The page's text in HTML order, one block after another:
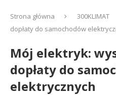
Strona główna 300KLIMAT
dopłaty do samochodów
Mój elektryk:
dopłaty do
elektrycznych